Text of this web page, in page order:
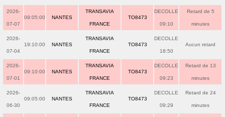
2026-
07-07
09:05:00 NANTES
TRANSAVIA
FRANCE
TO8473
DECOLLE
09:10
Retard de 5
minutes
2026-
07-04
19:10:00 NANTES
TRANSAVIA
FRANCE
TO8473
DECOLLE
18:50
Aucun retard
2026-
07-01
09:10:00 NANTES
TRANSAVIA
FRANCE
TO8473
DECOLLE
09:23
Retard de 13
minutes
2026-
06-30
09:05:00 NANTES
TRANSAVIA
FRANCE
TO8473
DECOLLE
09:29
Retard de 24
minutes